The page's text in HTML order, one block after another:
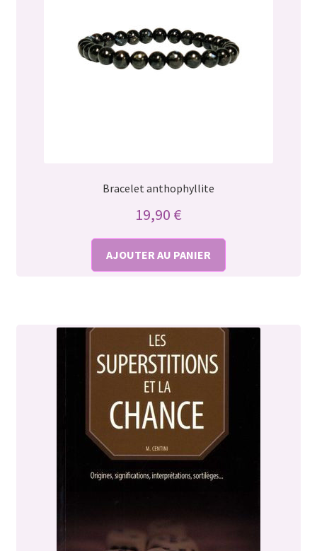
Bracelet anthophyllite
19,90 €
AJOUTER AU PANIER